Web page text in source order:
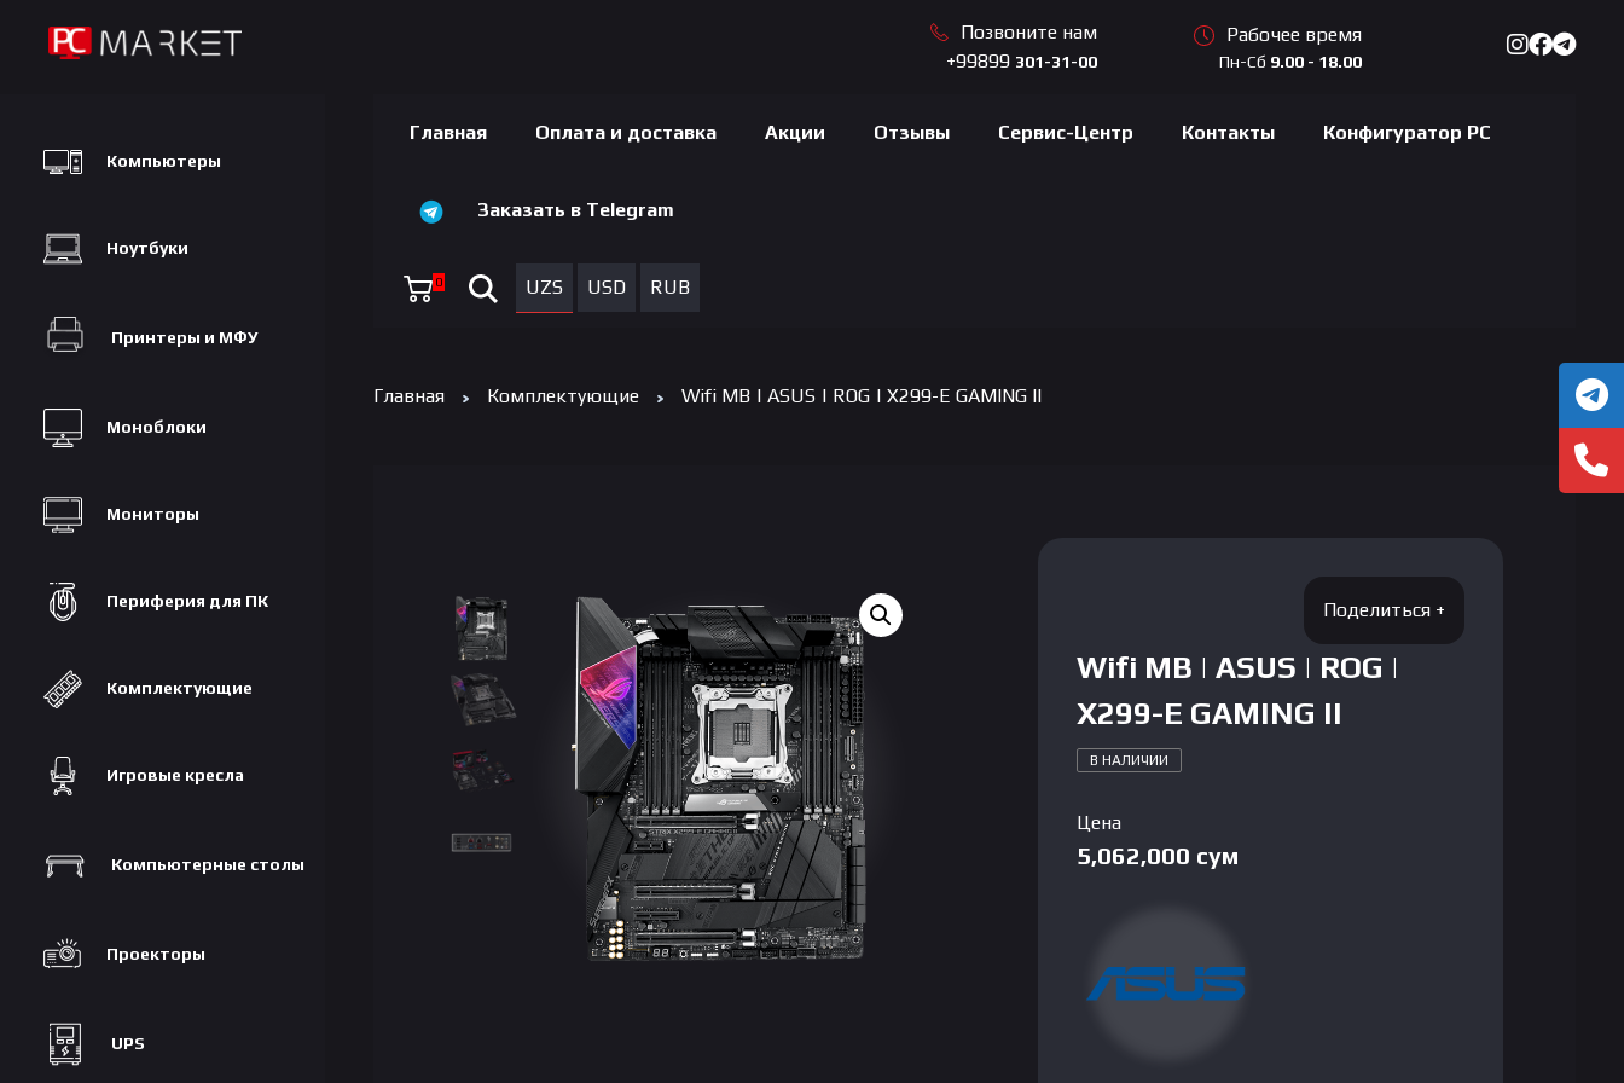
Позвоните нам
+99899 301-31-00
Рабочее время
Пн-Сб 9.00 - 18.00
Компьютеры
Ноутбуки
Принтеры и МФУ
Моноблоки
Мониторы
Периферия для ПК
Комплектующие
Игровые кресла
Компьютерные столы
Проекторы
UPS
Главная Оплата и доставка Акции Отзывы Сервис-Центр Контакты Конфигуратор PC
Заказать в Telegram
0 UZS USD RUB
Главная Комплектующие Wifi MB | ASUS | ROG | X299-E GAMING II
Wifi MB | ASUS | ROG |
X299-E GAMING II
В НАЛИЧИИ
Цена
5,062,000 сум